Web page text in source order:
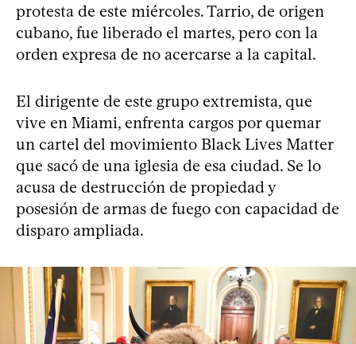
protesta de este miércoles. Tarrio, de origen
cubano, fue liberado el martes, pero con la
orden expresa de no acercarse a la capital.
El dirigente de este grupo extremista, que
vive en Miami, enfrenta cargos por quemar
un cartel del movimiento Black Lives Matter
que sacó de una iglesia de esa ciudad. Se lo
acusa de destrucción de propiedad y
posesión de armas de fuego con capacidad de
disparo ampliada.